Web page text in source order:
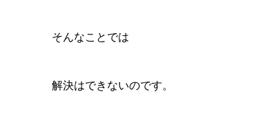
そんなことでは
解決はできないのです。